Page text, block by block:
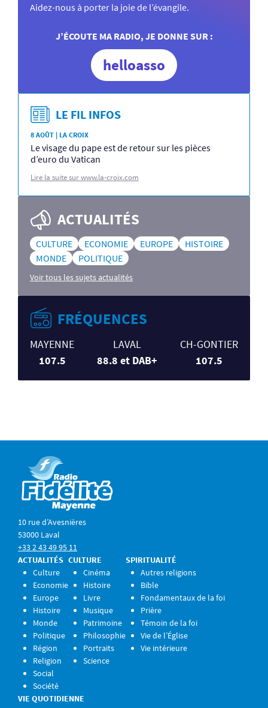
Aidez-nous à porter la joie de l’évangile.
J’ÉCOUTE MA RADIO, JE DONNE SUR :
helloasso
LE FIL INFOS
8 AOÛT | LA CROIX
Le visage du pape est de retour sur les pièces
d’euro du Vatican
Lire la suite sur www.la-croix.com
ACTUALITÉS
CULTURE ECONOMIE EUROPE
HISTOIRE
MONDE
POLITIQUE
Voir tous les sujets actualités
FRÉQUENCES
MAYENNE
107.5
LAVAL
88.8 et DAB+
CH-GONTIER
107.5
10 rue d’Avesnières
53000 Laval
+33 2 43 49 95 11
ACTUALITÉS
Culture
Economie
Europe
Histoire
Monde
Politique
Région
Religion
Social
Société
CULTURE
Cinéma
Histoire
Livre
Musique
Patrimoine
Philosophie
Portraits
Science
SPIRITUALITÉ
Autres religions
Bible
Fondamentaux de la foi
Prière
Témoin de la foi
Vie de l’Église
Vie intérieure
VIE QUOTIDIENNE